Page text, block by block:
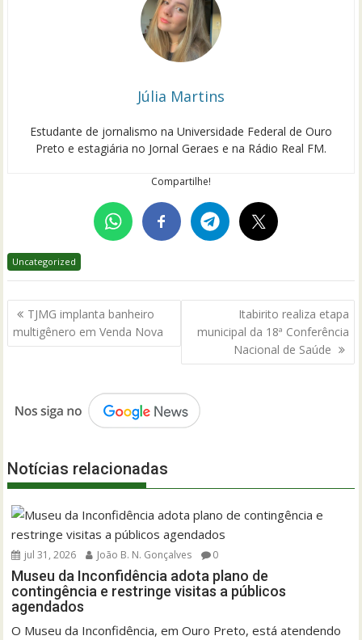
Júlia Martins
Estudante de jornalismo na Universidade Federal de Ouro
Preto e estagiária no Jornal Geraes e na Rádio Real FM.
Compartilhe!
Uncategorized
Navegação
de
Post
TJMG implanta banheiro
multigênero em Venda Nova
Itabirito realiza etapa
municipal da 18ª Conferência
Nacional de Saúde
Notícias relacionadas
jul 31, 2026 João B. N. Gonçalves 0
Museu da Inconfidência adota plano de
contingência e restringe visitas a públicos
agendados
O Museu da Inconfidência, em Ouro Preto, está atendendo